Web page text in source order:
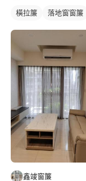
橫拉簾 落地窗窗簾
鑫竣窗簾